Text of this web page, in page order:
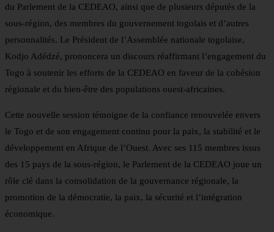
du Parlement de la CEDEAO, ainsi que de plusieurs députés de la
sous-région, des membres du gouvernement togolais et d’autres
personnalités. Le Président de l’Assemblée nationale togolaise,
Kodjo Adédzé, prononcera un discours réaffirmant l’engagement du
Togo à soutenir les efforts de la CEDEAO en faveur de la cohésion
régionale et du bien-être des populations ouest-africaines.
Cette nouvelle session témoigne de la confiance renouvelée envers
le Togo et de son engagement continu pour la paix, la stabilité et le
développement en Afrique de l’Ouest. Avec ses 115 membres issus
des 15 pays de la sous-région, le Parlement de la CEDEAO joue un
rôle clé dans la consolidation de la gouvernance régionale, la
promotion de la démocratie, la paix, la sécurité et l’intégration
économique.